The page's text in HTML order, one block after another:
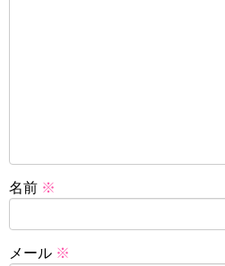
名前 ※
メール ※